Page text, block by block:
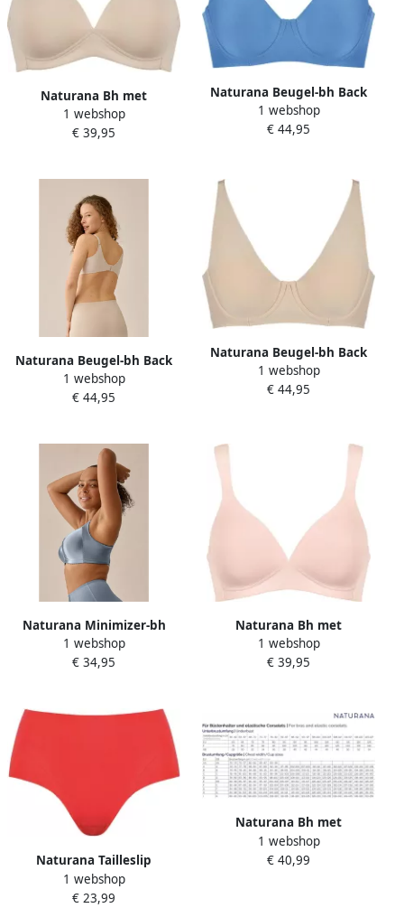
Naturana Bh met
steuncups The Wednesday
uitneembare pads brede
delig)
1 webshop
€ 39,95
Naturana Beugel-bh Back
Smoother zonder beugel
onzichtbaar comfortabel
1 webshop
€ 44,95
Naturana Beugel-bh Back
Smoother zonder beugel
onzichtbaar comfortabel
1 webshop
€ 44,95
Naturana Beugel-bh Back
Smoother zonder beugel
onzichtbaar comfortabel
1 webshop
€ 44,95
Naturana Minimizer-bh
Solutions Shaping-effect
brede bandjes vrouwelijk
1 webshop
€ 34,95
Naturana Bh met
steuncups The Wednesday
uitneembare pads brede
delig)
1 webshop
€ 39,95
Naturana Tailleslip
Smoothing vrouwelijk
elastisch comfortabel
1 webshop
€ 23,99
Naturana Bh met
steuncups The Wednesday
Ontlastende bandjes met
1 webshop
€ 40,99